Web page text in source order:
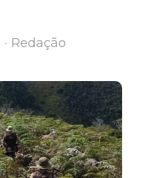
Author
Redação